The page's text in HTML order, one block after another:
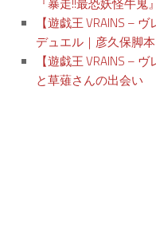
【遊戯王 VRAINS –
デュエル｜彦久保脚本
【遊戯王 VRAINS –
と草薙さんの出会い